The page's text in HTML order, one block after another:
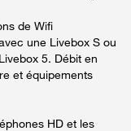
de Wifi
une Livebox S ou
5. Débit en
et équipements
HD et les